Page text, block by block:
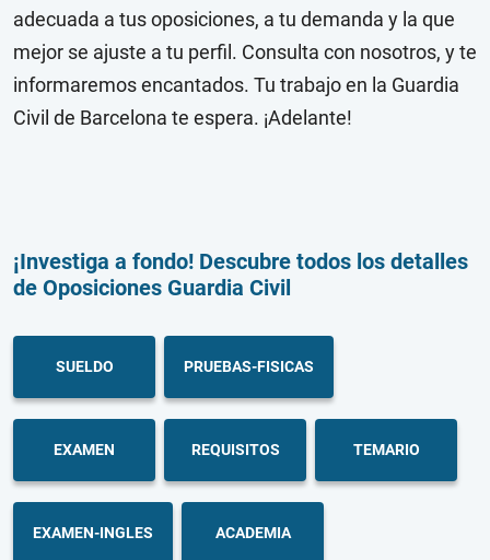
adecuada a tus oposiciones, a tu demanda y la que
mejor se ajuste a tu perfil. Consulta con nosotros, y te
informaremos encantados. Tu trabajo en la Guardia
Civil de Barcelona te espera. ¡Adelante!
¡Investiga a fondo! Descubre todos los detalles
de Oposiciones Guardia Civil
SUELDO PRUEBAS-FISICAS
EXAMEN REQUISITOS TEMARIO
EXAMEN-INGLES ACADEMIA